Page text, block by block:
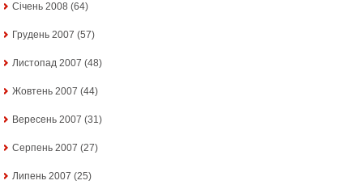
Січень 2008 (64)
Грудень 2007 (57)
Листопад 2007 (48)
Жовтень 2007 (44)
Вересень 2007 (31)
Серпень 2007 (27)
Липень 2007 (25)